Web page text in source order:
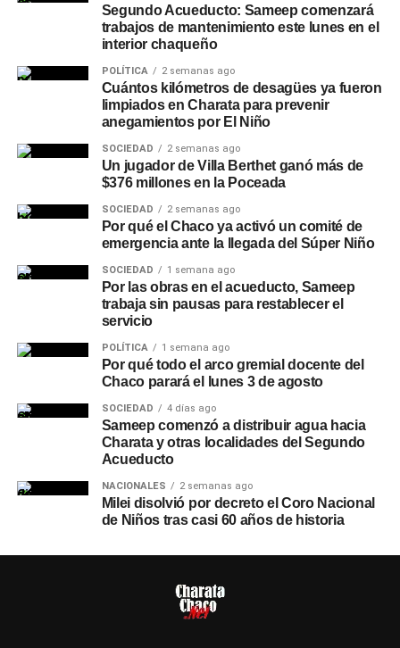
Segundo Acueducto: Sameep comenzará
trabajos de mantenimiento este lunes en el
interior chaqueño
POLÍTICA 2 semanas ago
Cuántos kilómetros de desagües ya fueron
limpiados en Charata para prevenir
anegamientos por El Niño
SOCIEDAD 2 semanas ago
Un jugador de Villa Berthet ganó más de
$376 millones en la Poceada
SOCIEDAD 2 semanas ago
Por qué el Chaco ya activó un comité de
emergencia ante la llegada del Súper Niño
SOCIEDAD 1 semana ago
Por las obras en el acueducto, Sameep
trabaja sin pausas para restablecer el
servicio
POLÍTICA 1 semana ago
Por qué todo el arco gremial docente del
Chaco parará el lunes 3 de agosto
SOCIEDAD 4 días ago
Sameep comenzó a distribuir agua hacia
Charata y otras localidades del Segundo
Acueducto
NACIONALES 2 semanas ago
Milei disolvió por decreto el Coro Nacional
de Niños tras casi 60 años de historia